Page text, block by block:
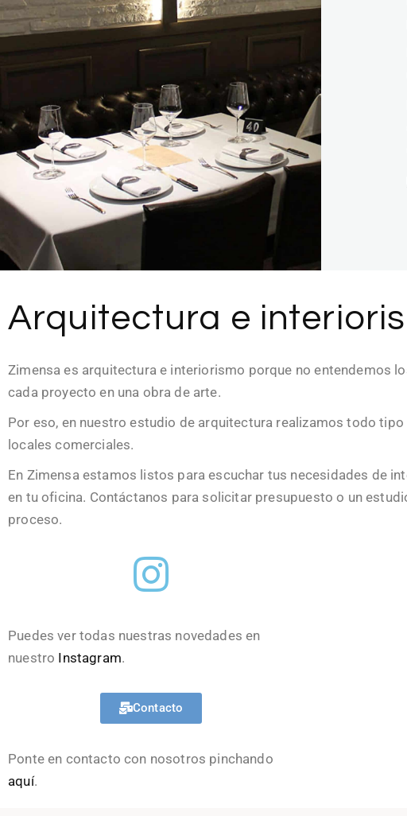
Arquitectura e
Zimensa es arquitectura e interiorismo porque no entendemos
cada proyecto en una obra de arte.
Por eso, en nuestro estudio de arquitectura realizamos todo
locales comerciales.
En Zimensa estamos listos para escuchar tus necesidades de
en tu oficina. Contáctanos para solicitar presupuesto o un
proceso.
Puedes ver todas nuestras novedades en
nuestro Instagram.
Contacto
Ponte en contacto con nosotros pinchando
aquí.